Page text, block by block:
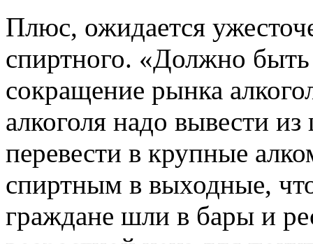
Плюс, ожидается
спиртного. «Должно
сокращение рынка
алкоголя надо вывести
перевести в крупные
спиртным в выходные,
граждане шли в бары и